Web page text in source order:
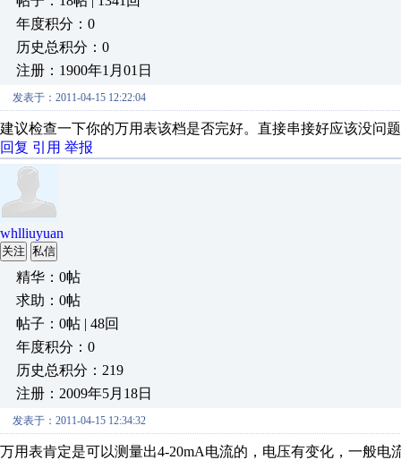
年度积分：0
历史总积分：0
注册：1900年1月01日
发表于：2011-04-15 12:22:04
建议检查一下你的万用表该档是否完好。直接串接好应该没问
回复 引用 举报
whlliuyuan
关注 私信
精华：0帖
求助：0帖
帖子：0帖 | 48回
年度积分：0
历史总积分：219
注册：2009年5月18日
发表于：2011-04-15 12:34:32
万用表肯定是可以测量出4-20mA电流的，电压有变化，一般